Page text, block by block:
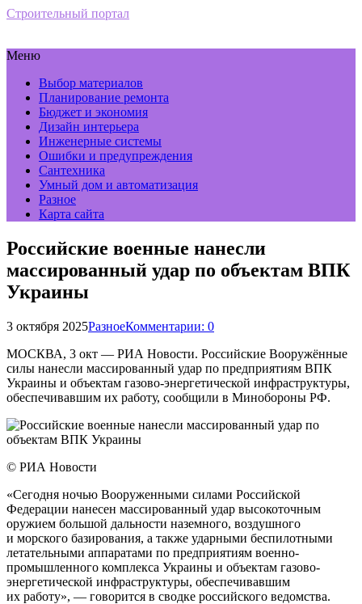
Строительный портал
Меню
Выбор материалов
Планирование ремонта
Бюджет и экономия
Дизайн интерьера
Инженерные системы
Ошибки и предупреждения
Сантехника
Умный дом и автоматизация
Разное
Карта сайта
Российские военные нанесли
массированный удар по объектам ВПК
Украины
3 октября 2025РазноеКомментарии: 0
МОСКВА, 3 окт — РИА Новости. Российские Вооружённые
силы нанесли массированный удар по предприятиям ВПК
Украины и объектам газово-энергетической инфраструктуры,
обеспечивавшим их работу, сообщили в Минобороны РФ.
© РИА Новости
«Сегодня ночью Вооруженными силами Российской
Федерации нанесен массированный удар высокоточным
оружием большой дальности наземного, воздушного
и морского базирования, а также ударными беспилотными
летательными аппаратами по предприятиям военно-
промышленного комплекса Украины и объектам газово-
энергетической инфраструктуры, обеспечивавшим
их работу», — говорится в сводке российского ведомства.